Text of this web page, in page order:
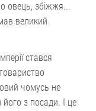
овець, збіжжя...
великий
стався
чомусь не
його з посади. І це